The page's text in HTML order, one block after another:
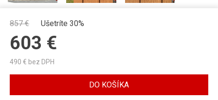
857€ Ušetríte 30%
603 €
490 € bez DPH
DO KOŠÍKA